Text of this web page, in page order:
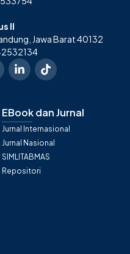
II
Jawa Barat 40132
EBook dan Jurnal
Jurnal Internasional
Jurnal Nasional
SIMLITABMAS
Repositori